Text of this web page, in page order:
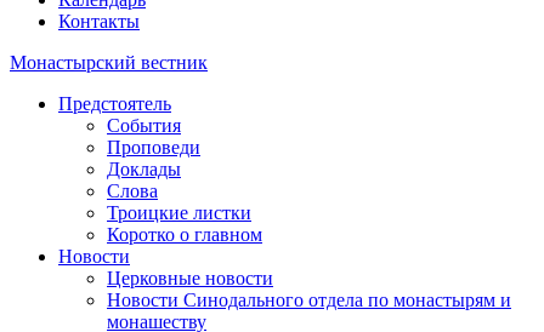
Контакты
Монастырский вестник
Предстоятель
События
Проповеди
Доклады
Слова
Троицкие листки
Коротко о главном
Новости
Церковные новости
Новости Синодального отдела по монастырям и
монашеству